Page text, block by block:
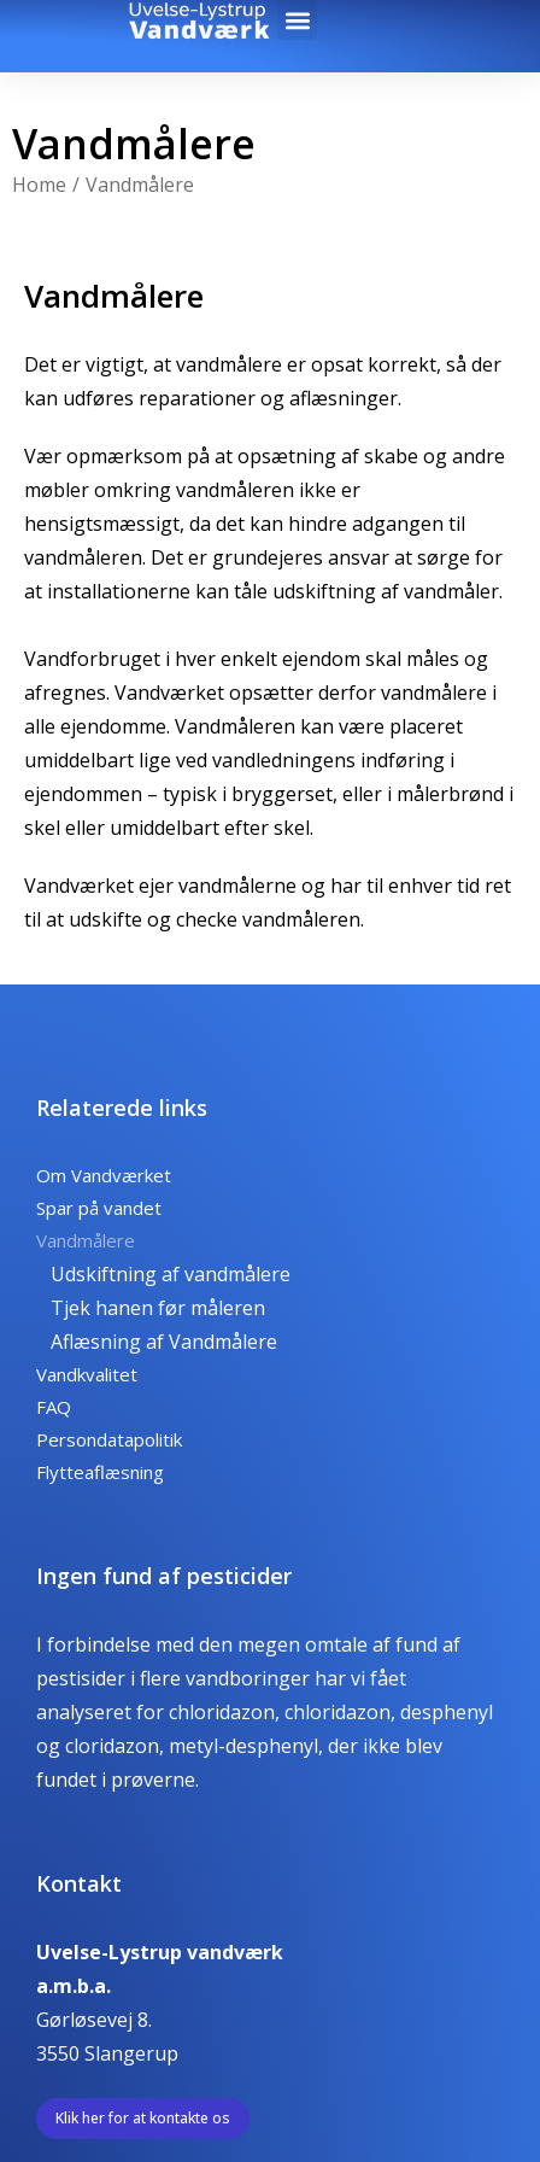
Vandmålere
You are here:
Home Vandmålere
Vandmålere
Det er vigtigt, at vandmålere er opsat korrekt, så der
kan udføres reparationer og aflæsninger.
Vær opmærksom på at opsætning af skabe og andre
møbler omkring vandmåleren ikke er
hensigtsmæssigt, da det kan hindre adgangen til
vandmåleren. Det er grundejeres ansvar at sørge for
at installationerne kan tåle udskiftning af vandmåler.
Vandforbruget i hver enkelt ejendom skal måles og
afregnes. Vandværket opsætter derfor vandmålere i
alle ejendomme. Vandmåleren kan være placeret
umiddelbart lige ved vandledningens indføring i
ejendommen – typisk i bryggerset, eller i målerbrønd i
skel eller umiddelbart efter skel.
Vandværket ejer vandmålerne og har til enhver tid ret
til at udskifte og checke vandmåleren.
Relaterede links
Om Vandværket
Spar på vandet
Vandmålere
Udskiftning af vandmålere
Tjek hanen før måleren
Aflæsning af Vandmålere
Vandkvalitet
FAQ
Persondatapolitik
Flytteaflæsning
Ingen fund af pesticider
I forbindelse med den megen omtale af fund af
pestisider i flere vandboringer har vi fået
analyseret for chloridazon, chloridazon, desphenyl
og cloridazon, metyl-desphenyl, der ikke blev
fundet i prøverne.
Kontakt
Uvelse-Lystrup vandværk
a.m.b.a.
Gørløsevej 8.
3550 Slangerup
Klik her for at kontakte os